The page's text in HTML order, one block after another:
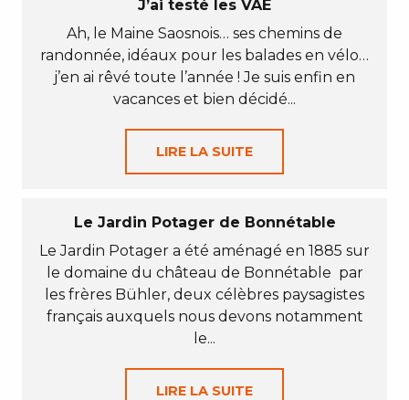
J’ai testé les VAE
Ah, le Maine Saosnois… ses chemins de
randonnée, idéaux pour les balades en vélo…
j’en ai rêvé toute l’année ! Je suis enfin en
vacances et bien décidé...
LIRE LA SUITE
Le Jardin Potager de Bonnétable
Le Jardin Potager a été aménagé en 1885 sur
le domaine du château de Bonnétable par
les frères Bühler, deux célèbres paysagistes
français auxquels nous devons notamment
le...
LIRE LA SUITE